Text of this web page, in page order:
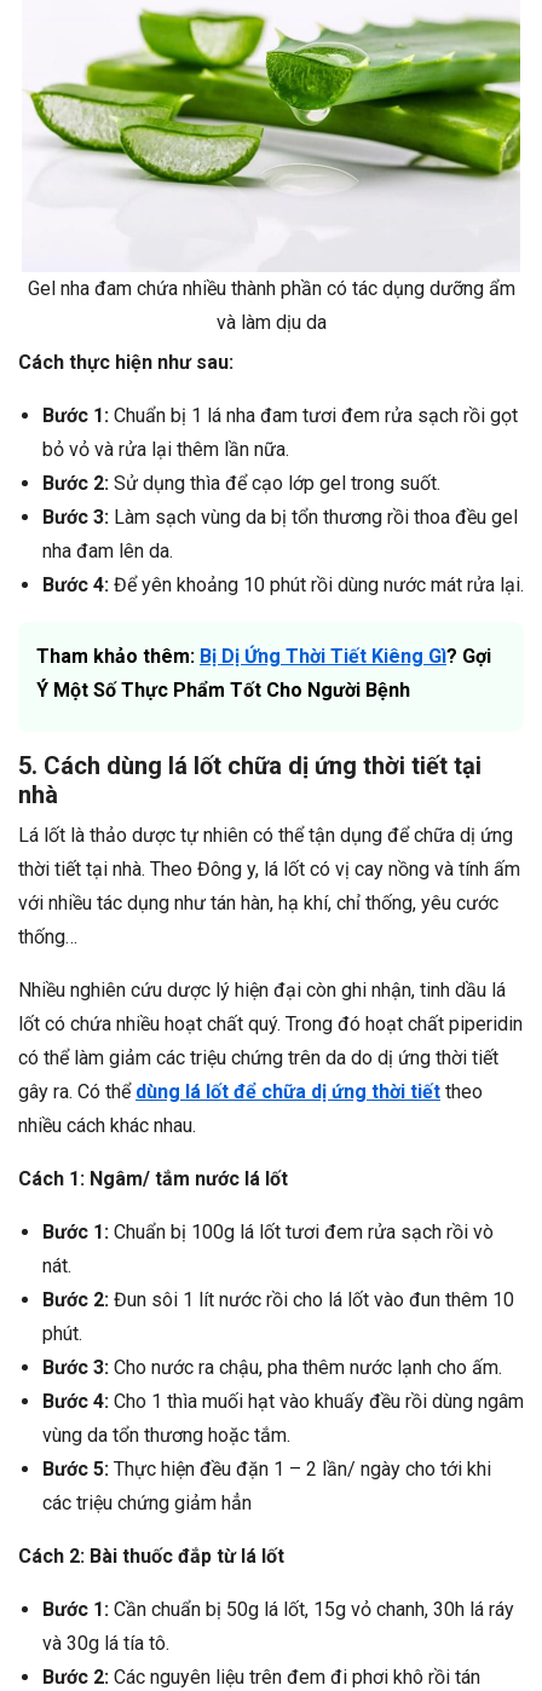
Gel nha đam chứa nhiều thành phần có tác dụng dưỡng ẩm
và làm dịu da
Cách thực hiện như sau:
Bước 1: Chuẩn bị 1 lá nha đam tươi đem rửa sạch rồi gọt
bỏ vỏ và rửa lại thêm lần nữa.
Bước 2: Sử dụng thìa để cạo lớp gel trong suốt.
Bước 3: Làm sạch vùng da bị tổn thương rồi thoa đều gel
nha đam lên da.
Bước 4: Để yên khoảng 10 phút rồi dùng nước mát rửa lại.
Tham khảo thêm: Bị Dị Ứng Thời Tiết Kiêng Gì? Gợi
Ý Một Số Thực Phẩm Tốt Cho Người Bệnh
5. Cách dùng lá lốt chữa dị ứng thời tiết tại
nhà
Lá lốt là thảo dược tự nhiên có thể tận dụng để chữa dị ứng
thời tiết tại nhà. Theo Đông y, lá lốt có vị cay nồng và tính ấm
với nhiều tác dụng như tán hàn, hạ khí, chỉ thống, yêu cước
thống…
Nhiều nghiên cứu dược lý hiện đại còn ghi nhận, tinh dầu lá
lốt có chứa nhiều hoạt chất quý. Trong đó hoạt chất piperidin
có thể làm giảm các triệu chứng trên da do dị ứng thời tiết
gây ra. Có thể dùng lá lốt để chữa dị ứng thời tiết theo
nhiều cách khác nhau.
Cách 1: Ngâm/ tắm nước lá lốt
Bước 1: Chuẩn bị 100g lá lốt tươi đem rửa sạch rồi vò
nát.
Bước 2: Đun sôi 1 lít nước rồi cho lá lốt vào đun thêm 10
phút.
Bước 3: Cho nước ra chậu, pha thêm nước lạnh cho ấm.
Bước 4: Cho 1 thìa muối hạt vào khuấy đều rồi dùng ngâm
vùng da tổn thương hoặc tắm.
Bước 5: Thực hiện đều đặn 1 – 2 lần/ ngày cho tới khi
các triệu chứng giảm hẳn
Cách 2: Bài thuốc đắp từ lá lốt
Bước 1: Cần chuẩn bị 50g lá lốt, 15g vỏ chanh, 30h lá ráy
và 30g lá tía tô.
Bước 2: Các nguyên liệu trên đem đi phơi khô rồi tán